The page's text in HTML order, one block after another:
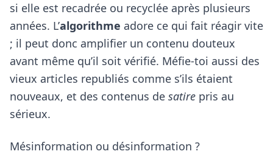
si elle est recadrée ou recyclée après plusieurs
années. L’algorithme adore ce qui fait réagir vite
; il peut donc amplifier un contenu douteux
avant même qu’il soit vérifié. Méfie-toi aussi des
vieux articles republiés comme s’ils étaient
nouveaux, et des contenus de satire pris au
sérieux.
Mésinformation ou désinformation ?